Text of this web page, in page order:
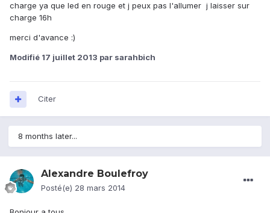
charge ya que led en rouge et j peux pas l'allumer j laisser sur
charge 16h
merci d'avance :)
Modifié 17 juillet 2013 par sarahbich
Citer
8 months later...
Alexandre Boulefroy
Posté(e) 28 mars 2014